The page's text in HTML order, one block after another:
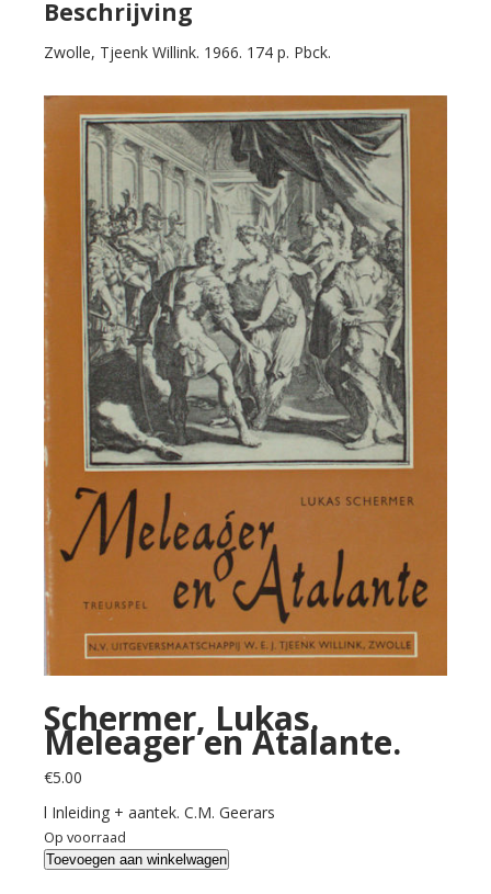
Beschrijving
Zwolle, Tjeenk Willink. 1966. 174 p. Pbck.
Schermer, Lukas.
Meleager en Atalante.
€5.00
l Inleiding + aantek. C.M. Geerars
Op voorraad
Schermer,
Toevoegen aan winkelwagen